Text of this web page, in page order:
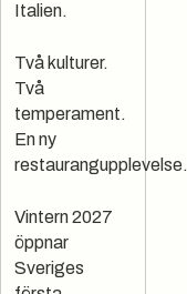
Italien.
Två kulturer.
Två
temperament.
En ny
restaurangupplevelse.
Vintern 2027
öppnar
Sveriges